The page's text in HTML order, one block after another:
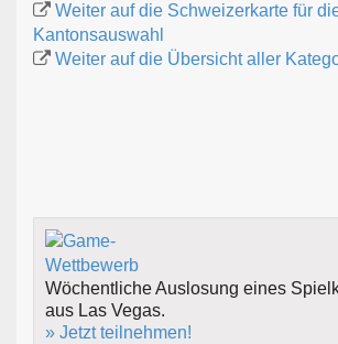
Weiter auf die Schweizerkarte für
Kantonsauswahl
Weiter auf die Übersicht aller
Wöchentliche Auslosung eines
aus Las Vegas.
» Jetzt teilnehmen!